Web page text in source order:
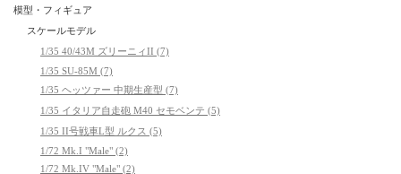
模型・フィギュア
スケールモデル
1/35 40/43M ズリーニィII (7)
1/35 SU-85M (7)
1/35 ヘッツァー 中期生産型 (7)
1/35 イタリア自走砲 M40 セモベンテ (5)
1/35 II号戦車L型 ルクス (5)
1/72 Mk.I "Male" (2)
1/72 Mk.IV "Male" (2)